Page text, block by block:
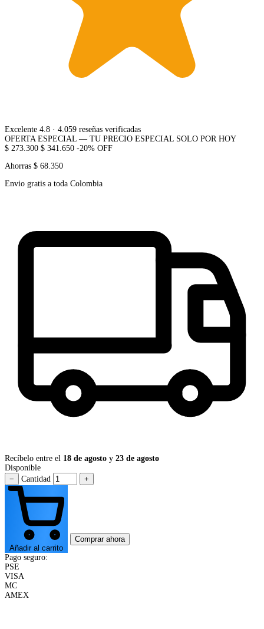
Excelente 4.8 · 4.059 reseñas verificadas
OFERTA ESPECIAL — TU PRECIO ESPECIAL SOLO POR HOY
$ 273.300 $ 341.650 -20% OFF
Ahorras $ 68.350
Envio gratis a toda Colombia
Recíbelo entre el 18 de agosto y 23 de agosto
Disponible
−
Cantidad +
Añadir al carrito
Comprar ahora
Pago seguro:
PSE
VISA
MC
AMEX